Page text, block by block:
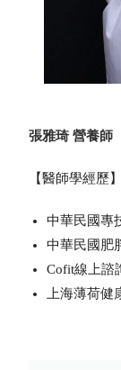
張雅琦 營養師
【醫師學經歷】
中華民國專
中華民國肥
Cofit線上諮
上海薄荷健